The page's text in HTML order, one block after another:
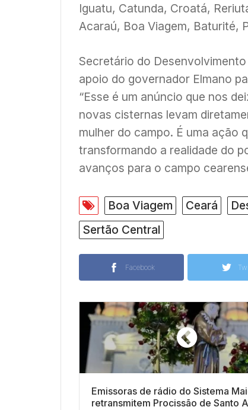
Iguatu, Catunda, Croatá,
Acaraú, Boa Viagem, Baturité,
Secretário do
apoio do governador Elmano
“Esse é um anúncio que nos
novas cisternas levam
mulher do campo. É uma ação
transformando a realidade do
avanços para o campo
Boa Viagem Ceará
Sertão Central
Facebook
Emissoras de rádio do Sistema
retransmitem Procissão de Santo